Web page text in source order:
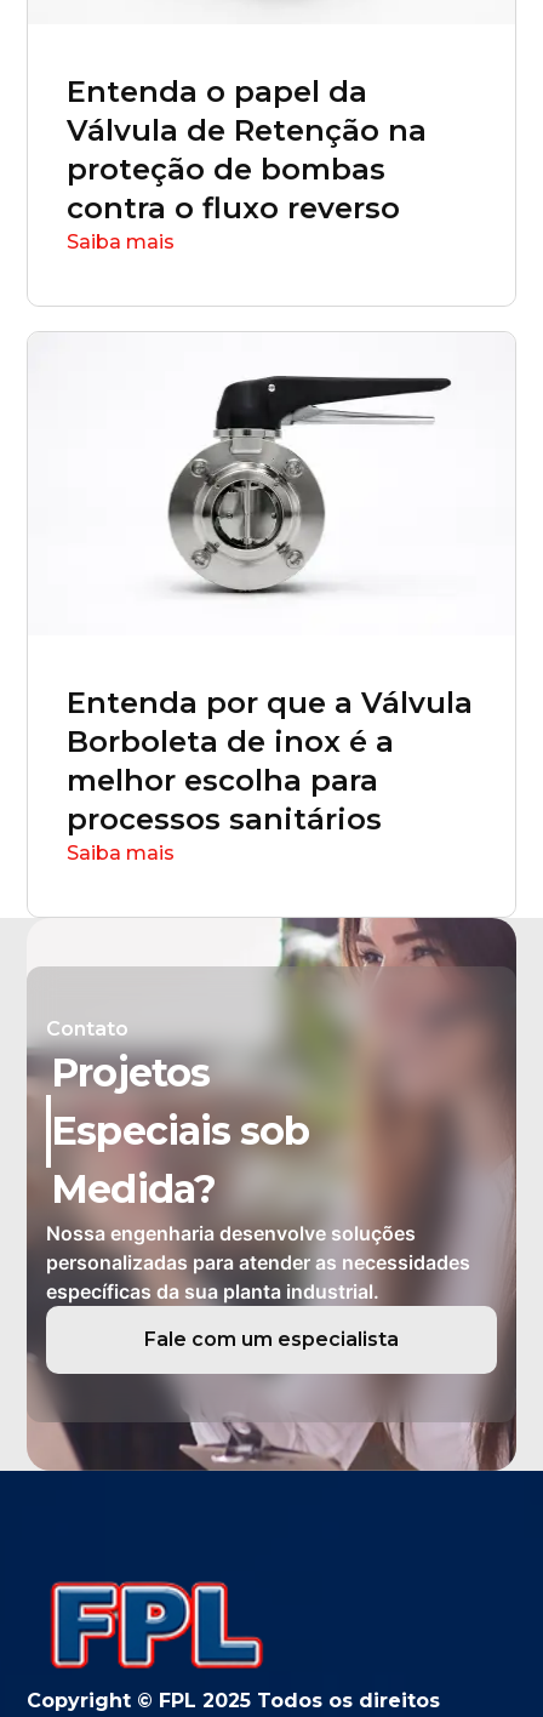
Entenda o papel da
Válvula de Retenção na
proteção de bombas
contra o fluxo reverso
Saiba mais
Entenda por que a Válvula
Borboleta de inox é a
melhor escolha para
processos sanitários
Saiba mais
Contato
Projetos
Especiais sob
Medida?
Nossa engenharia desenvolve soluções
personalizadas para atender as necessidades
específicas da sua planta industrial.
Fale com um especialista
Copyright © FPL 2025 Todos os direitos